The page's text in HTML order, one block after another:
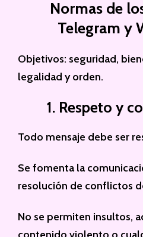
Normas de
Telegram y
Objetivos: seguridad,
legalidad y orden.
1. Respeto y
Todo mensaje debe ser
Se fomenta la
resolución de conflictos
No se permiten insultos,
contenido violento o